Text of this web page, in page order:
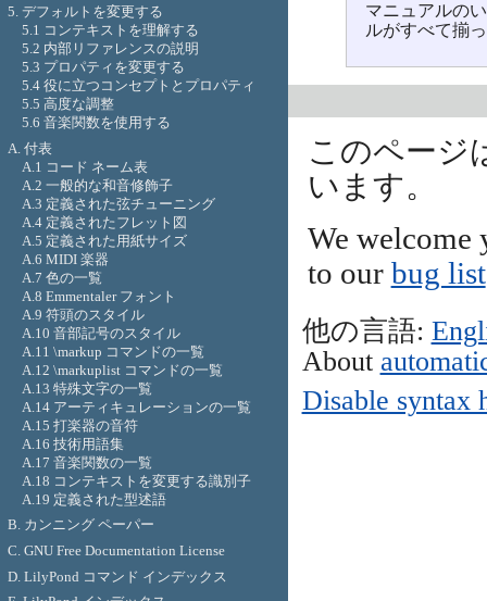
マニュアルの
ルがすべて揃
このページ
います。
We welcome
to our bug list
他の言語:
About
Disable syntax
5. デフォルトを変更する
5.1 コンテキストを理解する
5.2 内部リファレンスの説明
5.3 プロパティを変更する
5.4 役に立つコンセプトとプロパティ
5.5 高度な調整
5.6 音楽関数を使用する
A. 付表
A.1 コード ネーム表
A.2 一般的な和音修飾子
A.3 定義された弦チューニング
A.4 定義されたフレット図
A.5 定義された用紙サイズ
A.6 MIDI 楽器
A.7 色の一覧
A.8 Emmentaler フォント
A.9 符頭のスタイル
A.10 音部記号のスタイル
A.11 \markup コマンドの一覧
A.12 \markuplist コマンドの一覧
A.13 特殊文字の一覧
A.14 アーティキュレーションの一覧
A.15 打楽器の音符
A.16 技術用語集
A.17 音楽関数の一覧
A.18 コンテキストを変更する識別子
A.19 定義された型述語
B. カンニング ペーパー
C. GNU Free Documentation License
D. LilyPond コマンド インデックス